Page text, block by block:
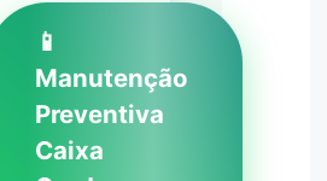
📱
Manutenção
Preventiva
Caixa